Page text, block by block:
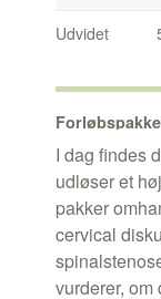
Udvidet
I dag findes
udløser et
pakker
cervical
vurderer,